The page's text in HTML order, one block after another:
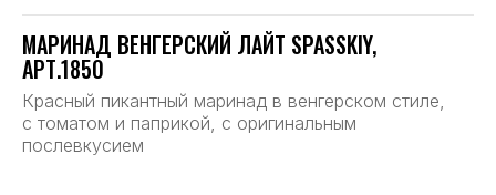
МАРИНАД ВЕНГЕРСКИЙ ЛАЙТ SPASSKIY,
АРТ.1850
Красный пикантный маринад в венгерском стиле,
с томатом и паприкой, с оригинальным
послевкусием